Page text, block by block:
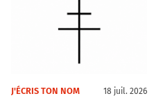
J'ÉCRIS TON NOM 18 juil. 2026